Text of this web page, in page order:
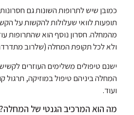
כמובן שיש לתרופות השונות גם
תופעות לוואי שעלולות להקשות על
מהמחלה. חסרון נוסף הוא שהתרופות
ולא לכל תקופת המחלה (שלרוב
ישנם טיפולים משלימים העוזרים
המחלה ביניהם טיפול במוזיקה, תרגול
ועוד.
מה הוא המרכיב הגנטי של המחלה?